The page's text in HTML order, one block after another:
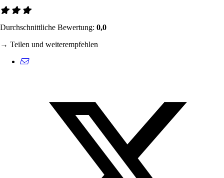
Durchschnittliche Bewertung: 0,0
→ Teilen und weiterempfehlen